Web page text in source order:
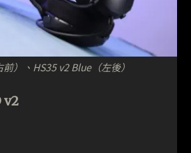
）、HS35 v2 Blue（左後）
v2